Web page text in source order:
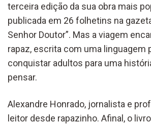
terceira edição da sua obra mais
publicada em 26 folhetins na
Senhor Doutor”. Mas a viagem
rapaz, escrita com uma linguagem
conquistar adultos para uma
pensar.
Alexandre Honrado, jornalista e
leitor desde rapazinho. Afinal, o